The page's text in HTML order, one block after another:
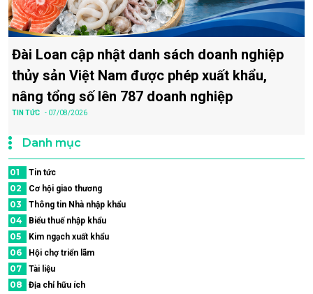
Đài Loan cập nhật danh sách doanh nghiệp
thủy sản Việt Nam được phép xuất khẩu,
nâng tổng số lên 787 doanh nghiệp
TIN TỨC - 07/08/2026
Danh mục
01 Tin tức
02 Cơ hội giao thương
03 Thông tin Nhà nhập khẩu
04 Biểu thuế nhập khẩu
05 Kim ngạch xuất khẩu
06 Hội chợ triển lãm
07 Tài liệu
08 Địa chỉ hữu ích